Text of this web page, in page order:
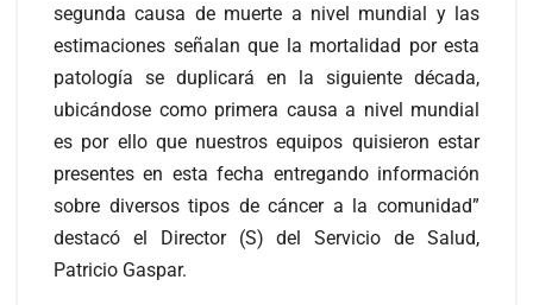
segunda causa de muerte a nivel mundial y las
estimaciones señalan que la mortalidad por esta
patología se duplicará en la siguiente década,
ubicándose como primera causa a nivel mundial
es por ello que nuestros equipos quisieron estar
presentes en esta fecha entregando información
sobre diversos tipos de cáncer a la comunidad”
destacó el Director (S) del Servicio de Salud,
Patricio Gaspar.